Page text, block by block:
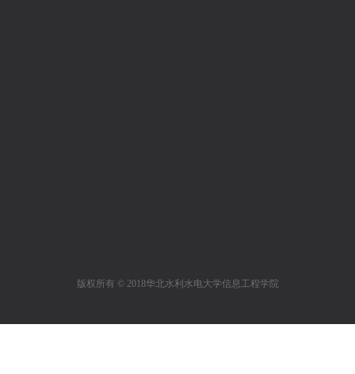
版权所有 © 2018华北水利水电大学信息工程学院